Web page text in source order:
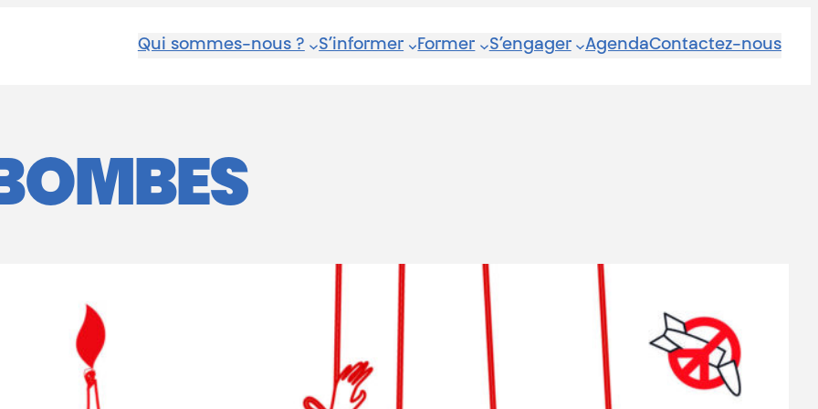
Qui sommes-nous ? S’informer Former S’engager AgendaContactez-nous